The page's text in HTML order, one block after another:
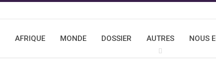
AFRIQUE MONDE DOSSIER AUTRES NOUS